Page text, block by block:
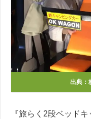
出典：
『旅らく2段ベッド